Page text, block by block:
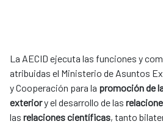
La AECID ejecuta las funciones y
atribuidas el Ministerio de Asuntos
y Cooperación para la promoción de
exteriory el desarrollo de las
las relaciones científicas, tanto